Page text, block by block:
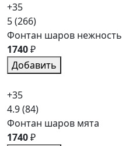
+35
5(266)
Фонтан шаров нежность
1740₽
Добавить
+35
4.9(84)
Фонтан шаров мята
1740₽